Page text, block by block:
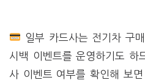
일부 카드사는 전기차 구
시백 이벤트를 운영하기도 하
사 이벤트 여부를 확인해 보